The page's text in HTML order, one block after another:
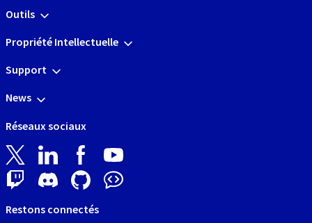
Outils
Propriété Intellectuelle
Support
News
Réseaux sociaux
Restons connectés